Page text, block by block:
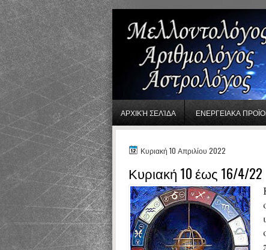
ΑΡΧΙΚΉ ΣΕΛΊΔΑ ΕΝΕΡΓΕΙΑΚΑ
Κυριακή 10 Απριλίου 2022
Κυριακή 10 έως 16/4/22